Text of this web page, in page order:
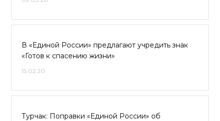
В «Единой России» предлагают учредить знак
«Готов к спасению жизни»
15.02.20
Турчак: Поправки «Единой России» об